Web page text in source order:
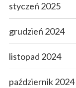
styczeń 2025
grudzień 2024
listopad 2024
październik 2024